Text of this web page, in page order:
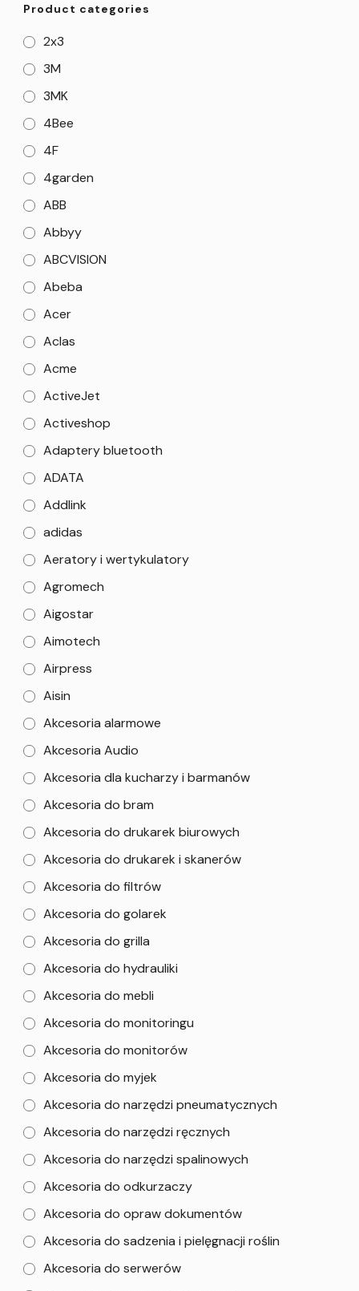
Product categories
2x3
3M
3MK
4Bee
4F
4garden
ABB
Abbyy
ABCVISION
Abeba
Acer
Aclas
Acme
ActiveJet
Activeshop
Adaptery bluetooth
ADATA
Addlink
adidas
Aeratory i wertykulatory
Agromech
Aigostar
Aimotech
Airpress
Aisin
Akcesoria alarmowe
Akcesoria Audio
Akcesoria dla kucharzy i barmanów
Akcesoria do bram
Akcesoria do drukarek biurowych
Akcesoria do drukarek i skanerów
Akcesoria do filtrów
Akcesoria do golarek
Akcesoria do grilla
Akcesoria do hydrauliki
Akcesoria do mebli
Akcesoria do monitoringu
Akcesoria do monitorów
Akcesoria do myjek
Akcesoria do narzędzi pneumatycznych
Akcesoria do narzędzi ręcznych
Akcesoria do narzędzi spalinowych
Akcesoria do odkurzaczy
Akcesoria do opraw dokumentów
Akcesoria do sadzenia i pielęgnacji roślin
Akcesoria do serwerów